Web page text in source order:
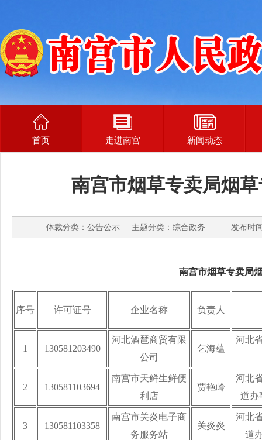
首页 走进南宫 新闻动态
南宫市烟草专卖局烟
体裁分类：公告公示 主题分类：综合政务 发布时
南宫市烟草专卖局
序号 许可证号 企业名称 负责人
1 130581203490
河北酒琶商贸有限
公司
乞海蕴
河北
2 130581103694
南宫市天鲜生鲜便
利店
贾艳岭
河北
道办
3 130581103358
南宫市关炎电子商
务服务站
关炎炎
河北
道